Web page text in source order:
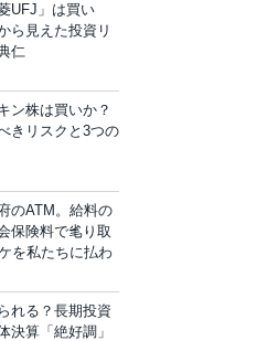
UFJ」は買い
ら見えた投資リ
仁
ン株は買いか？
きリスクと3つの
のATM。給料の
保険料で毟り取
を私たちに払わ
れる？長期投資
決算「絶好調」